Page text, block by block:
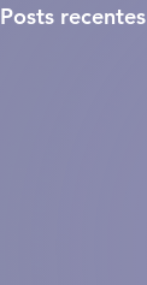
Posts recentes